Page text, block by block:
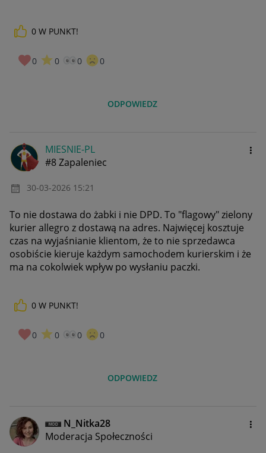
0 W PUNKT!
0 0 0 0
ODPOWIEDZ
MIESNIE-PL
#8 Zapaleniec
‎30-03-2026 15:21
To nie dostawa do żabki i nie DPD. To "flagowy" zielony
kurier allegro z dostawą na adres. Najwięcej kosztuje
czas na wyjaśnianie klientom, że to nie sprzedawca
osobiście kieruje każdym samochodem kurierskim i że
ma na cokolwiek wpływ po wysłaniu paczki.
0 W PUNKT!
0 0 0 0
ODPOWIEDZ
N_Nitka28
Moderacja Społeczności